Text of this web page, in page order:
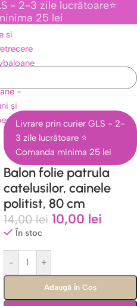
- 2-3 zile lucrătoare⭐
25 lei
/Colectia Patrula Catelusilor
Livrare prin curier GLS - 2-
3 zile lucrătoare ⭐
Comanda minima 25 lei
Balon folie patrula
catelusilor, cainele
politist, 80 cm
14,00lei 10,00 lei
În stoc
- +
Adaugă În Coș